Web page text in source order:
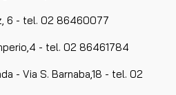
6 - tel. 02 86460077
- tel. 02 86461784
- Via S. Barnaba,18 - tel. 02